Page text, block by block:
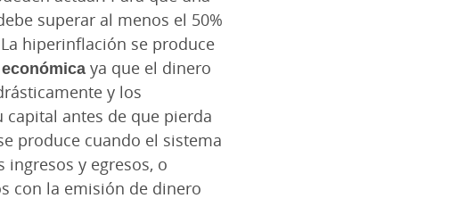
superar al menos el 50%
hiperinflación se produce
ya que el dinero
y los
antes de que pierda
produce cuando el sistema
ingresos y egresos, o
con la emisión de dinero